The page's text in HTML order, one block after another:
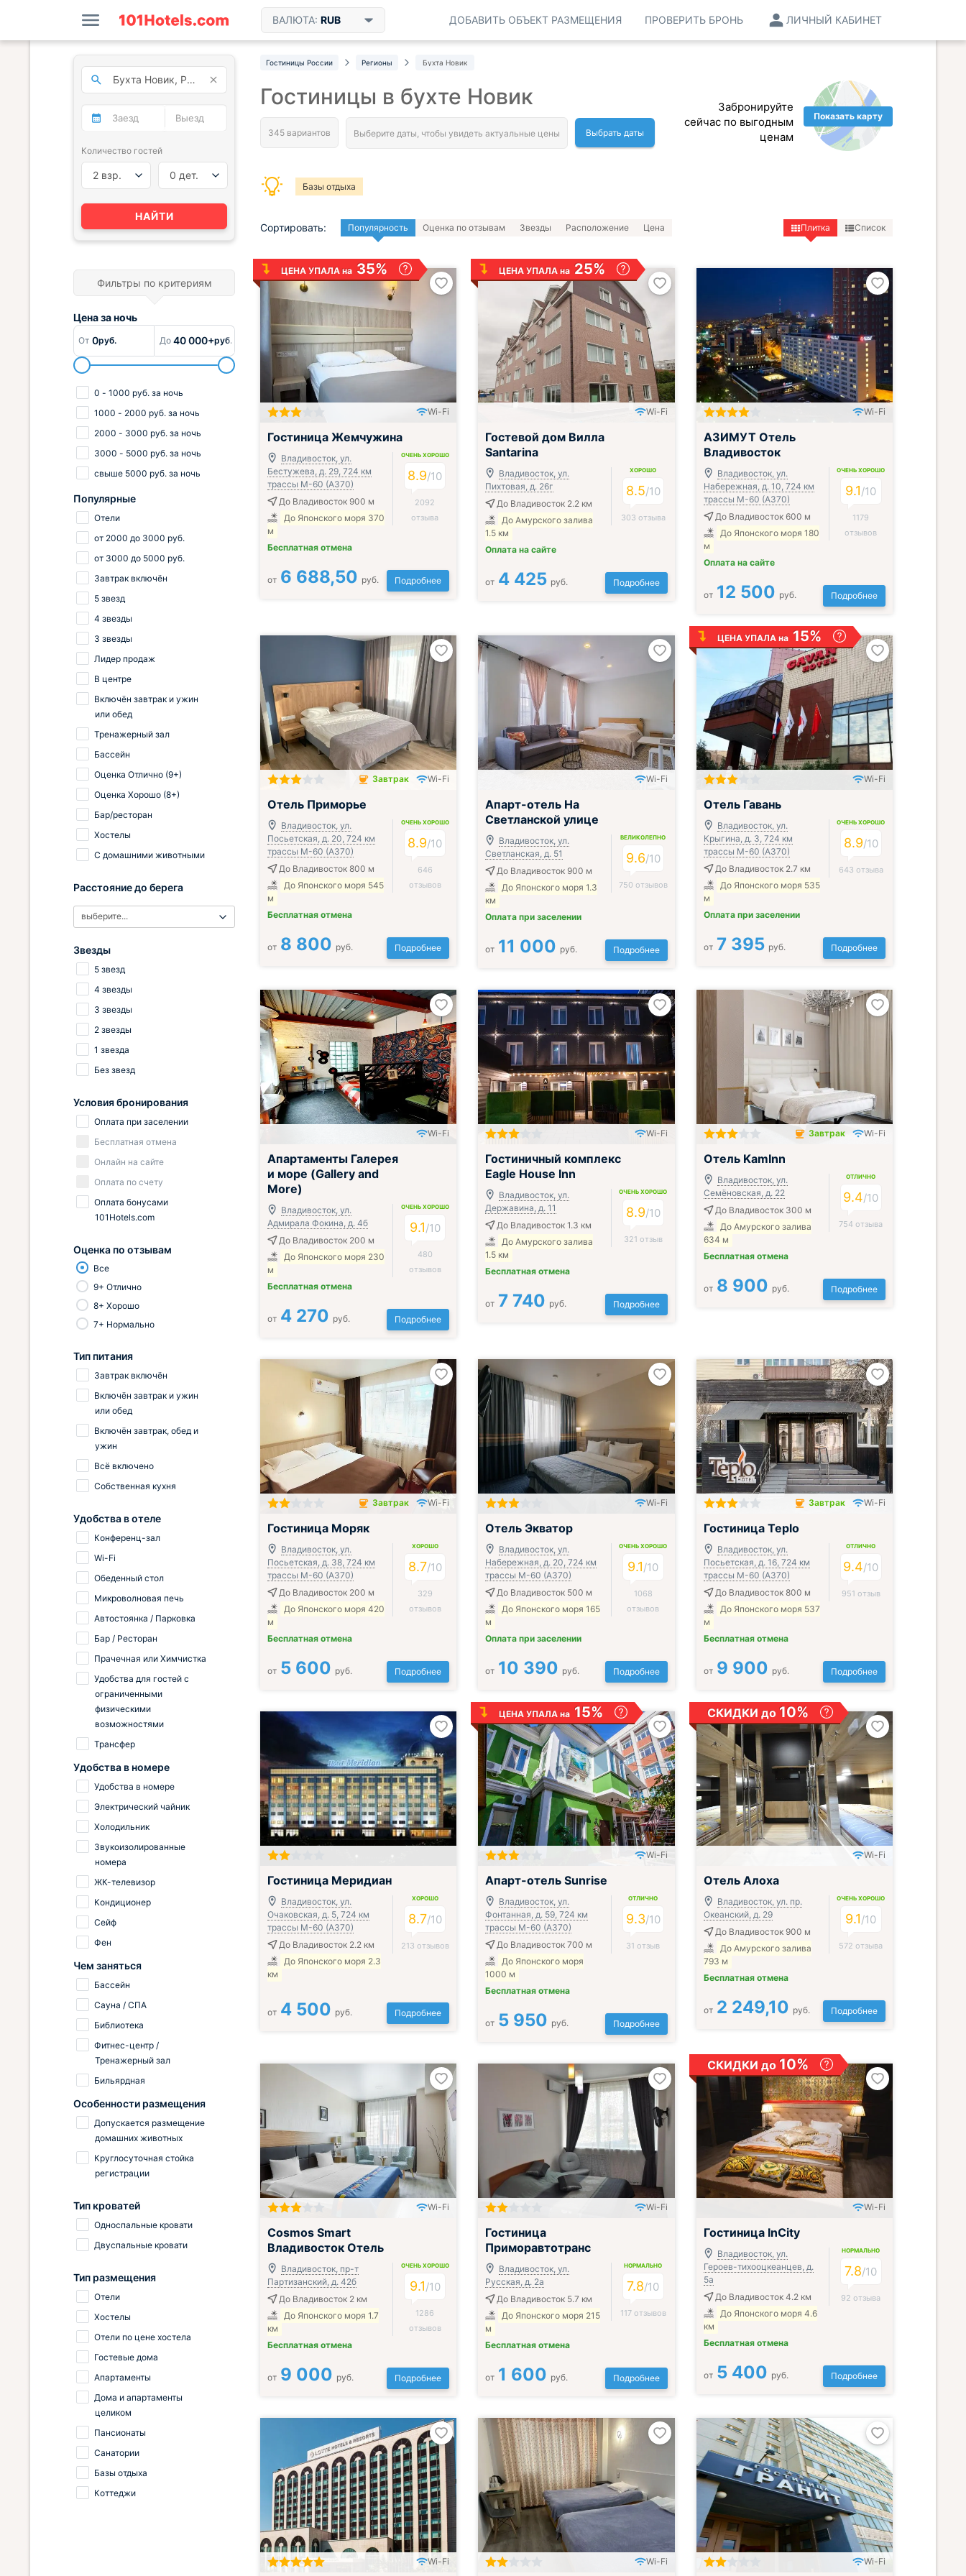
ВАЛЮТА: RUB ЛИЧНЫЙ КАБИНЕТ
ПРОВЕРИТЬ БРОНЬ
ДОБАВИТЬ ОБЪЕКТ РАЗМЕЩЕНИЯ
Гостиницы России Регионы Бухта Новик
Показать карту
Забронируйте
сейчас по выгодным
ценам
Гостиницы в бухте Новик
Выбрать даты
Базы отдыха
Сортировать: Популярность Оценка по отзывам Звезды Расположение Цена Плитка Список
ЦЕНА УПАЛА на 35%
Wi-Fi
Гостиница Жемчужина
Владивосток, ул.
Бестужева, д. 29, 724 км
трассы М-60 (А370)
До Владивосток 900 м
До Японского моря 370
м
Бесплатная отмена
ОЧЕНЬ ХОРОШО
8.9/10
2092
отзыва
от 6 688,50 руб. Подробнее
ЦЕНА УПАЛА на25%
Wi-Fi
Гостевой дом Вилла
Santarina
Владивосток, ул.
Пихтовая, д. 26г
До Владивосток 2.2 км
До Амурского залива
1.5 км
Оплата на сайте
ХОРОШО
8.5/10
303 отзыва
от 4 425 руб. Подробнее
Включён завтрак, обед и ужин
Wi-Fi
АЗИМУТ Отель
Владивосток
Владивосток, ул.
Набережная, д. 10, 724 км
трассы М-60 (А370)
До Владивосток 600 м
До Японского моря 180
м
Оплата на сайте
ОЧЕНЬ ХОРОШО
9.1/10
1179
отзывов
от 12 500 руб. Подробнее
Завтрак включён
Завтрак Wi-Fi
Отель Приморье
Владивосток, ул.
Посьетская, д. 20, 724 км
трассы М-60 (А370)
До Владивосток 800 м
До Японского моря 545
м
Бесплатная отмена
ОЧЕНЬ ХОРОШО
8.9/10
646
отзывов
от 8 800 руб. Подробнее
Wi-Fi
Апарт-отель На
Светланской улице
Владивосток, ул.
Светланская, д. 51
До Владивосток 900 м
До Японского моря 1.3
км
Оплата при заселении
ВЕЛИКОЛЕПНО
9.6/10
750 отзывов
от 11 000 руб. Подробнее
ЦЕНА УПАЛА на 15%
; Включён завтрак, обед и ужин
Wi-Fi
Отель Гавань
Владивосток, ул.
Крыгина, д. 3, 724 км
трассы М-60 (А370)
До Владивосток 2.7 км
До Японского моря 535
м
Оплата при заселении
ОЧЕНЬ ХОРОШО
8.9/10
643 отзыва
от 7 395 руб. Подробнее
Wi-Fi
Апартаменты Галерея
и море (Gallery and
More)
Владивосток, ул.
Адмирала Фокина, д. 4б
До Владивосток 200 м
До Японского моря 230
м
Бесплатная отмена
ОЧЕНЬ ХОРОШО
9.1/10
480
отзывов
от 4 270 руб. Подробнее
Включён завтрак, обед и ужин
Wi-Fi
Гостиничный комплекс
Eagle House Inn
Владивосток, ул.
Державина, д. 11
До Владивосток 1.3 км
До Амурского залива
1.5 км
Бесплатная отмена
ОЧЕНЬ ХОРОШО
8.9/10
321 отзыв
от 7 740 руб. Подробнее
Завтрак включён
Завтрак Wi-Fi
Отель KamInn
Владивосток, ул.
Семёновская, д. 22
До Владивосток 300 м
До Амурского залива
634 м
Бесплатная отмена
ОТЛИЧНО
9.4/10
754 отзыва
от 8 900 руб. Подробнее
Завтрак включён
Завтрак Wi-Fi
Гостиница Моряк
Владивосток, ул.
Посьетская, д. 38, 724 км
трассы М-60 (А370)
До Владивосток 200 м
До Японского моря 420
м
Бесплатная отмена
ХОРОШО
8.7/10
329
отзывов
от 5 600 руб. Подробнее
Включён завтрак, обед и ужин
Wi-Fi
Отель Экватор
Владивосток, ул.
Набережная, д. 20, 724 км
трассы М-60 (А370)
До Владивосток 500 м
До Японского моря 165
м
Оплата при заселении
ОЧЕНЬ ХОРОШО
9.1/10
1068
отзывов
от 10 390 руб. Подробнее
Завтрак включён
Завтрак Wi-Fi
Гостиница Teplo
Владивосток, ул.
Посьетская, д. 16, 724 км
трассы М-60 (А370)
До Владивосток 800 м
До Японского моря 537
м
Бесплатная отмена
ОТЛИЧНО
9.4/10
951 отзыв
от 9 900 руб. Подробнее
Гостиница Меридиан
Владивосток, ул.
Очаковская, д. 5, 724 км
трассы М-60 (А370)
До Владивосток 2.2 км
До Японского моря 2.3
км
ХОРОШО
8.7/10
213 отзывов
от 4 500 руб. Подробнее
ЦЕНА УПАЛА на 15%
Wi-Fi
Апарт-отель Sunrise
Владивосток, ул.
Фонтанная, д. 59, 724 км
трассы М-60 (А370)
До Владивосток 700 м
До Японского моря
1000 м
Бесплатная отмена
ОТЛИЧНО
9.3/10
31 отзыв
от 5 950 руб. Подробнее
СКИДКИ до 10%
Wi-Fi
Отель Алоха
Владивосток, ул. пр.
Океанский, д. 29
До Владивосток 900 м
До Амурского залива
793 м
Бесплатная отмена
ОЧЕНЬ ХОРОШО
9.1/10
572 отзыва
от 2 249,10 руб. Подробнее
Wi-Fi
Cosmos Smart
Владивосток Отель
Владивосток, пр-т
Партизанский, д. 42б
До Владивосток 2 км
До Японского моря 1.7
км
Бесплатная отмена
ОЧЕНЬ ХОРОШО
9.1/10
1286
отзывов
от 9 000 руб. Подробнее
Wi-Fi
Гостиница
Приморавтотранс
Владивосток, ул.
Русская, д. 2а
До Владивосток 5.7 км
До Японского моря 215
м
Бесплатная отмена
НОРМАЛЬНО
7.8/10
117 отзывов
от 1 600 руб. Подробнее
СКИДКИ до 10%
Wi-Fi
Гостиница InCity
Владивосток, ул.
Героев-тихооцкеанцев, д.
5а
До Владивосток 4.2 км
До Японского моря 4.6
км
Бесплатная отмена
НОРМАЛЬНО
7.8/10
92 отзыва
от 5 400 руб. Подробнее
Wi-Fi
Wi-Fi
Wi-Fi
Количество гостей
2 взр. 0 дет.
НАЙТИ
Фильтры по критериям
Цена заночь
От 0руб. До 40 000+руб.
0 - 1000 руб. за ночь
1000 - 2000 руб. за ночь
2000 - 3000 руб. за ночь
3000 - 5000 руб. за ночь
свыше 5000 руб. за ночь
Популярные
Отели
от 2000 до 3000 руб.
от 3000 до 5000 руб.
Завтрак включён
5 звезд
4 звезды
3 звезды
Лидер продаж
В центре
Включён завтрак и ужин
или обед
Тренажерный зал
Бассейн
Оценка Отлично (9+)
Оценка Хорошо (8+)
Бар/ресторан
Хостелы
С домашними животными
Расстояние до берега
выберите...
Звезды
5 звезд
4 звезды
3 звезды
2 звезды
1 звезда
Без звезд
Условия бронирования
Оплата при заселении
Бесплатная отмена
Онлайн на сайте
Оплата по счету
Оплата бонусами
101Hotels.com
Оценка по отзывам
Все
9+ Отлично
8+ Хорошо
7+ Нормально
Тип питания
Завтрак включён
Включён завтрак и ужин
или обед
Включён завтрак, обед и
ужин
Всё включено
Собственная кухня
Удобства в отеле
Конференц-зал
Wi-Fi
Обеденный стол
Микроволновая печь
Автостоянка / Парковка
Бар / Ресторан
Прачечная или Химчистка
Удобства для гостей с
ограниченными
физическими
возможностями
Трансфер
Удобства в номере
Удобства в номере
Электрический чайник
Холодильник
Звукоизолированные
номера
ЖК-телевизор
Кондиционер
Сейф
Фен
Чем заняться
Бассейн
Сауна / СПА
Библиотека
Фитнес-центр /
Тренажерный зал
Бильярдная
Особенности размещения
Допускается размещение
домашних животных
Круглосуточная стойка
регистрации
Тип кроватей
Односпальные кровати
Двуспальные кровати
Тип размещения
Отели
Хостелы
Отели по цене хостела
Гостевые дома
Апартаменты
Дома и апартаменты
целиком
Пансионаты
Санатории
Базы отдыха
Коттеджи